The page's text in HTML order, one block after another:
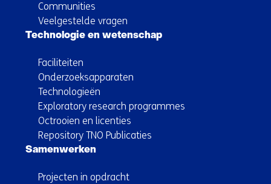
Communities
Veelgestelde vragen
Technologie en wetenschap
Faciliteiten
Onderzoeksapparaten
Technologieën
Exploratory research programmes
Octrooien en licenties
Repository TNO Publicaties
Samenwerken
Projecten in opdracht